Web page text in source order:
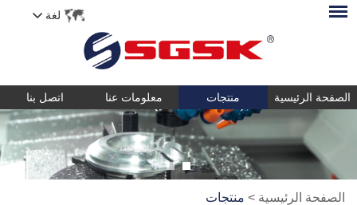
لغة
الصفحة الرئيسية منتجات معلومات عنا اتصل بنا
الصفحة الرئيسية > منتجات